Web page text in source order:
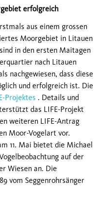
erfolgreich
aus einem grossen
Moorgebiet in Litauen
in den ersten Maitagen
nach Litauen
nachgewiesen, dass diese
und erfolgreich ist. Die
Projektes . Details und
das LIFE-Projekt
weiteren LIFE-Antrag
Moor-Vogelart vor.
11. Mai bietet die Michael
auf der
Wiesen an. Die
vom Seggenrohrsänger